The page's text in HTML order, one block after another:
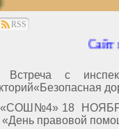
RSS
Сайт
Встреча с
18 НОЯБРЯ
«День правовой